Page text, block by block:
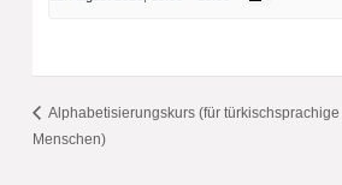
Alphabetisierungskurs (für türkischsprachige
Menschen)